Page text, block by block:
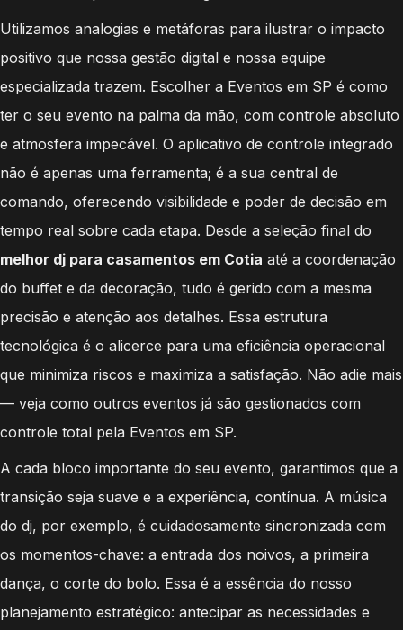
Utilizamos analogias e metáforas para ilustrar o impacto
positivo que nossa gestão digital e nossa equipe
especializada trazem. Escolher a Eventos em SP é como
ter o seu evento na palma da mão, com controle absoluto
e atmosfera impecável. O aplicativo de controle integrado
não é apenas uma ferramenta; é a sua central de
comando, oferecendo visibilidade e poder de decisão em
tempo real sobre cada etapa. Desde a seleção final do
melhor dj para casamentos em Cotia até a coordenação
do buffet e da decoração, tudo é gerido com a mesma
precisão e atenção aos detalhes. Essa estrutura
tecnológica é o alicerce para uma eficiência operacional
que minimiza riscos e maximiza a satisfação. Não adie mais
— veja como outros eventos já são gestionados com
controle total pela Eventos em SP.
A cada bloco importante do seu evento, garantimos que a
transição seja suave e a experiência, contínua. A música
do dj, por exemplo, é cuidadosamente sincronizada com
os momentos-chave: a entrada dos noivos, a primeira
dança, o corte do bolo. Essa é a essência do nosso
planejamento estratégico: antecipar as necessidades e